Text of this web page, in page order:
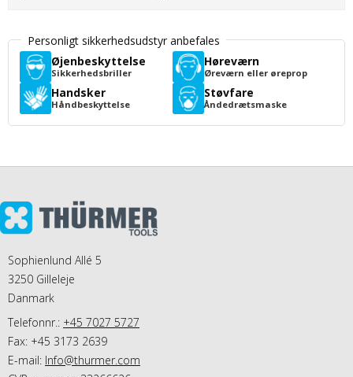
Personligt sikkerhedsudstyr anbefales
Øjenbeskyttelse
Sikkerhedsbriller
Høreværn
Øreværn eller øreprop
Handsker
Håndbeskyttelse
Støvfare
Åndedrætsmaske
Sophienlund Allé 5
3250 Gilleleje
Danmark
Telefonnr.: +45 7027 5727
Fax: +45 3173 2639
E-mail: Info@thurmer.com